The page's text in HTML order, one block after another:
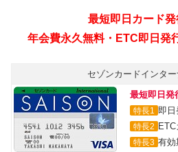
セゾンカードインタ
最短即日発
特長1 即
特長2
特長3 有効